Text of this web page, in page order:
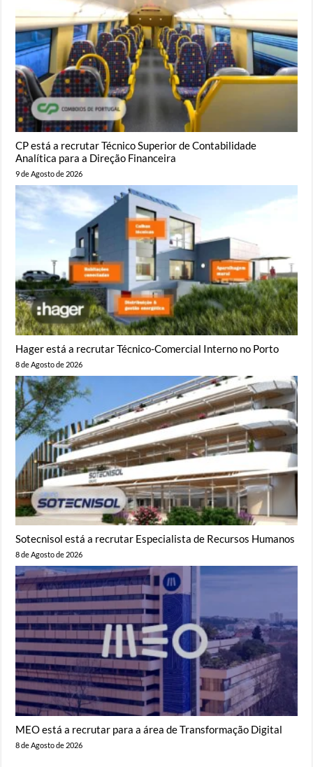
CP está a recrutar Técnico Superior de Contabilidade
Analítica para a Direção Financeira
9 de Agosto de 2026
Hager está a recrutar Técnico-Comercial Interno no Porto
8 de Agosto de 2026
Sotecnisol está a recrutar Especialista de Recursos Humanos
8 de Agosto de 2026
MEO está a recrutar para a área de Transformação Digital
8 de Agosto de 2026